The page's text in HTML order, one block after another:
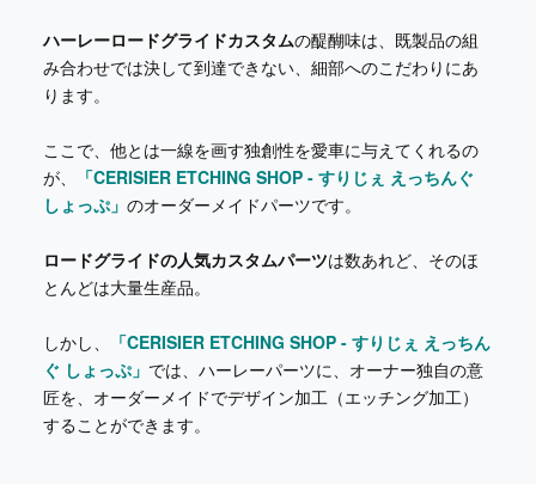
ハーレーロードグライドカスタムの醍醐味は、既製品の組
み合わせでは決して到達できない、細部へのこだわりにあ
ります。
ここで、他とは一線を画す独創性を愛車に与えてくれるの
が、
「CERISIER ETCHING SHOP - すりじぇ えっちんぐ
しょっぷ」 のオーダーメイドパーツです。
ロードグライドの人気カスタムパーツは数あれど、そのほ
とんどは大量生産品。
しかし、
「CERISIER ETCHING SHOP - すりじぇ えっちん
ぐ しょっぷ」 では、ハーレーパーツに、オーナー独自の意
匠を、オーダーメイドでデザイン加工（エッチング加工）
することができます。